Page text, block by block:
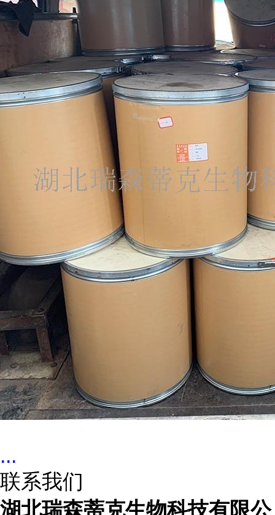
...
联系我们
湖北瑞森蒂克生物科技有限公